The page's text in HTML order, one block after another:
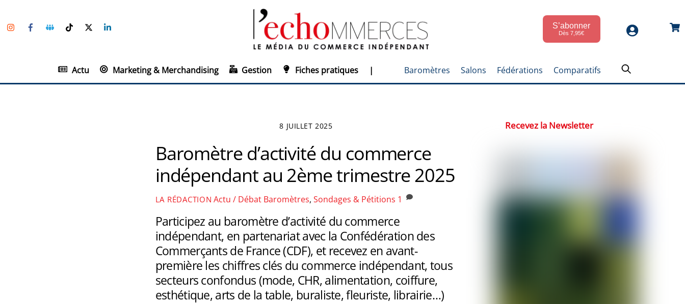
to
InstagramFacebookGroupe
Facebook
TikTokTwitter S’abonner
Dès 7,95€
Actu Marketing & Merchandising Gestion Fiches pratiques | Baromètres Salons Fédérations Comparatifs
8 JUILLET 2025
Baromètre d’activité du commerce
indépendant au 2ème trimestre 2025
LA RÉDACTION Actu / Débat Baromètres,Sondages & Pétitions 1
Participez au baromètre d’activité du commerce
indépendant, en partenariat avec la Confédération des
Commerçants de France (CDF), et recevez en avant-
première les chiffres clés du commerce indépendant, tous
secteurs confondus (mode, CHR, alimentation, coiffure,
esthétique, arts de la table, buraliste, fleuriste, librairie…)
Recevez la Newsletter